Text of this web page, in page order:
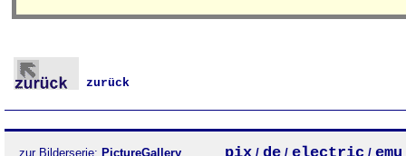
zurück
zur Bilderserie: PictureGallery / / /